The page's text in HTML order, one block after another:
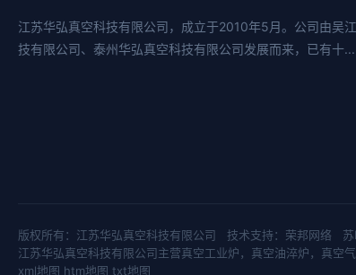
江苏华弘真空科技有限公司，成立于2010年5月。公司由吴
技有限公司、泰州华弘真空科技有限公司发展而来，已有十...
版权所有：江苏华弘真空科技有限公司 技术支持： 荣邦网络
江苏华弘真空科技有限公司主营真空工业炉， 真空油淬炉， 真空
xml地图 htm地图 txt地图